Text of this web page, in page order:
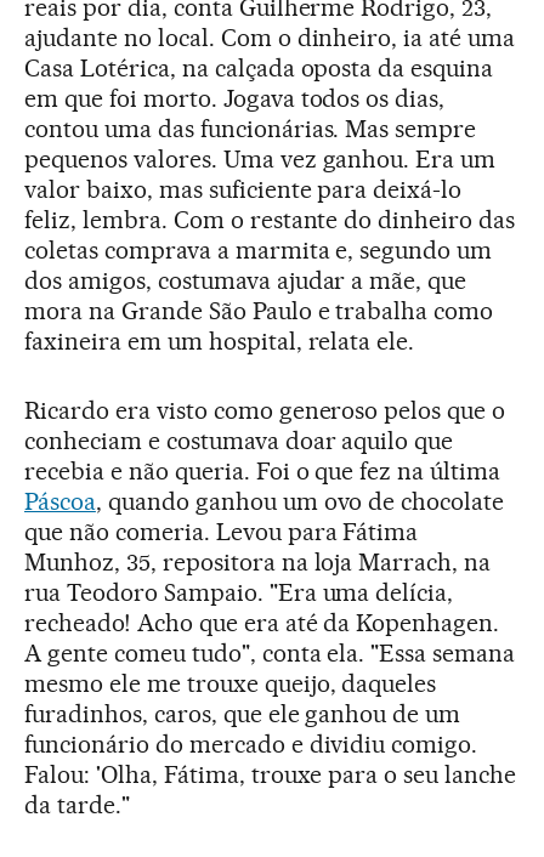
reais por dia, conta Guilherme Rodrigo, 23,
ajudante no local. Com o dinheiro, ia até uma
Casa Lotérica, na calçada oposta da esquina
em que foi morto. Jogava todos os dias,
contou uma das funcionárias. Mas sempre
pequenos valores. Uma vez ganhou. Era um
valor baixo, mas suficiente para deixá-lo
feliz, lembra. Com o restante do dinheiro das
coletas comprava a marmita e, segundo um
dos amigos, costumava ajudar a mãe, que
mora na Grande São Paulo e trabalha como
faxineira em um hospital, relata ele.
Ricardo era visto como generoso pelos que o
conheciam e costumava doar aquilo que
recebia e não queria. Foi o que fez na última
Páscoa, quando ganhou um ovo de chocolate
que não comeria. Levou para Fátima
Munhoz, 35, repositora na loja Marrach, na
rua Teodoro Sampaio. "Era uma delícia,
recheado! Acho que era até da Kopenhagen.
A gente comeu tudo", conta ela. "Essa semana
mesmo ele me trouxe queijo, daqueles
furadinhos, caros, que ele ganhou de um
funcionário do mercado e dividiu comigo.
Falou: 'Olha, Fátima, trouxe para o seu lanche
da tarde."